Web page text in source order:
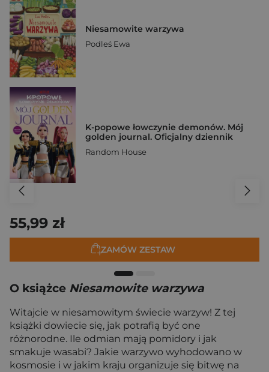
Niesamowite warzywa
Podleś Ewa
K-popowe łowczynie demonów. Mój
golden journal. Oficjalny dziennik
Random House
55,99 zł
ZAMÓW ZESTAW
O książce Niesamowite warzywa
Witajcie w niesamowitym świecie warzyw! Z tej
książki dowiecie się, jak potrafią być one
różnorodne. Ile odmian mają pomidory i jak
smakuje wasabi? Jakie warzywo wyhodowano w
kosmosie i w jakim kraju organizuje się bitwę na